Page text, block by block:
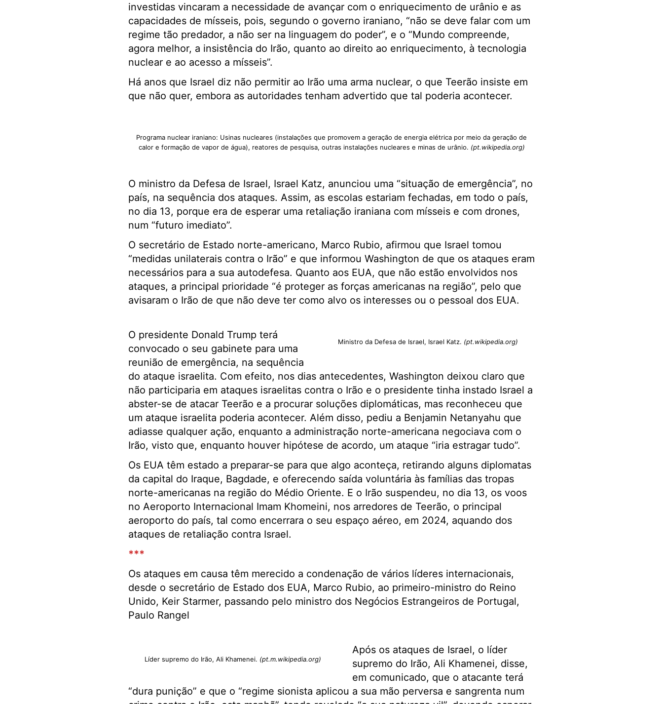
investidas vincaram a necessidade de avançar com o enriquecimento de urânio e as
capacidades de mísseis, pois, segundo o governo iraniano, “não se deve falar com um
regime tão predador, a não ser na linguagem do poder”, e o “Mundo compreende,
agora melhor, a insistência do Irão, quanto ao direito ao enriquecimento, à tecnologia
nuclear e ao acesso a mísseis”.
Há anos que Israel diz não permitir ao Irão uma arma nuclear, o que Teerão insiste em
que não quer, embora as autoridades tenham advertido que tal poderia acontecer.
Programa nuclear iraniano: Usinas nucleares (instalações que promovem a geração de energia elétrica por meio da geração de
calor e formação de vapor de água), reatores de pesquisa, outras instalações nucleares e minas de urânio. (pt.wikipedia.org)
O ministro da Defesa de Israel, Israel Katz, anunciou uma “situação de emergência”, no
país, na sequência dos ataques. Assim, as escolas estariam fechadas, em todo o país,
no dia 13, porque era de esperar uma retaliação iraniana com mísseis e com drones,
num “futuro imediato”.
O secretário de Estado norte-americano, Marco Rubio, afirmou que Israel tomou
“medidas unilaterais contra o Irão” e que informou Washington de que os ataques eram
necessários para a sua autodefesa. Quanto aos EUA, que não estão envolvidos nos
ataques, a principal prioridade “é proteger as forças americanas na região”, pelo que
avisaram o Irão de que não deve ter como alvo os interesses ou o pessoal dos EUA.
Ministro da Defesa de Israel, Israel Katz. (pt.wikipedia.org)
O presidente Donald Trump terá
convocado o seu gabinete para uma
reunião de emergência, na sequência
do ataque israelita. Com efeito, nos dias antecedentes, Washington deixou claro que
não participaria em ataques israelitas contra o Irão e o presidente tinha instado Israel a
abster-se de atacar Teerão e a procurar soluções diplomáticas, mas reconheceu que
um ataque israelita poderia acontecer. Além disso, pediu a Benjamin Netanyahu que
adiasse qualquer ação, enquanto a administração norte-americana negociava com o
Irão, visto que, enquanto houver hipótese de acordo, um ataque “iria estragar tudo”.
Os EUA têm estado a preparar-se para que algo aconteça, retirando alguns diplomatas
da capital do Iraque, Bagdade, e oferecendo saída voluntária às famílias das tropas
norte-americanas na região do Médio Oriente. E o Irão suspendeu, no dia 13, os voos
no Aeroporto Internacional Imam Khomeini, nos arredores de Teerão, o principal
aeroporto do país, tal como encerrara o seu espaço aéreo, em 2024, aquando dos
ataques de retaliação contra Israel.
***
Os ataques em causa têm merecido a condenação de vários líderes internacionais,
desde o secretário de Estado dos EUA, Marco Rubio, ao primeiro-ministro do Reino
Unido, Keir Starmer, passando pelo ministro dos Negócios Estrangeiros de Portugal,
Paulo Rangel
Líder supremo do Irão, Ali Khamenei. (pt.m.wikipedia.org)
Após os ataques de Israel, o líder
supremo do Irão, Ali Khamenei, disse,
em comunicado, que o atacante terá
“dura punição” e que o “regime sionista aplicou a sua mão perversa e sangrenta num